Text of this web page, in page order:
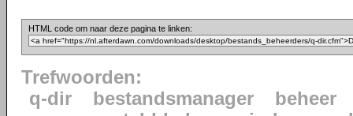
HTML code om naar deze pagina te linken:
Trefwoorden:
q-dir
bestandsmanager
beheer